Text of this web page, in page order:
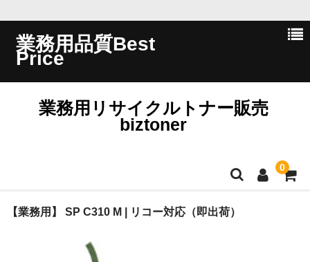
業務用品質Best
Price
業務用リサイクルトナー販売
biztoner
0
ホーム
【業務用】 SP C310 M | リコー対応（即出荷）